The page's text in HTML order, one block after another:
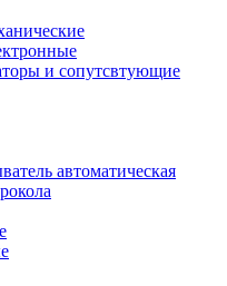
и сопутсвтующие
автоматическая